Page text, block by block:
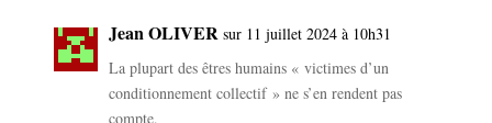
Jean OLIVER sur 11 juillet 2024 à 10h31
La plupart des êtres humains « victimes d’un
conditionnement collectif » ne s’en rendent pas
compte,